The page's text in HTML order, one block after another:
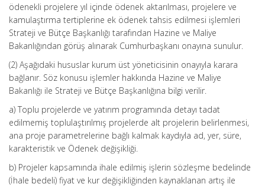
ödenekli projelere yıl içinde ödenek aktarılması, projelere ve
kamulaştırma tertiplerine ek ödenek tahsis edilmesi işlemleri
Strateji ve Bütçe Başkanlığı tarafından Hazine ve Maliye
Bakanlığından görüş alınarak Cumhurbaşkanı onayına sunulur.
(2) Aşağıdaki hususlar kurum üst yöneticisinin onayıyla karara
bağlanır. Söz konusu işlemler hakkında Hazine ve Maliye
Bakanlığı ile Strateji ve Bütçe Başkanlığına bilgi verilir.
a) Toplu projelerde ve yatırım programında detayı tadat
edilmemiş toplulaştırılmış projelerde alt projelerin belirlenmesi,
ana proje parametrelerine bağlı kalmak kaydıyla ad, yer, süre,
karakteristik ve Ödenek değişikliği.
b) Projeler kapsamında ihale edilmiş işlerin sözleşme bedelinde
(İhale bedeli) fiyat ve kur değişikliğinden kaynaklanan artış ile